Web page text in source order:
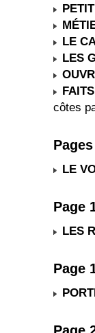
LE
LES
côtes
LE
Page
LES
Page